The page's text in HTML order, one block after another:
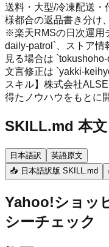
送料・大型/冷凍配送・
様都合の返品書き分け
※楽天RMSの日次運用
daily-patrol`、ストア情
見る場合は
文言修正は `yakki-
スキル】株式会社
得たノウハウをもとに
SKILL.md 本文
日本語訳
英語原文
📥 日本語訳版 SKILL.md
Yahoo!ショッ
シーチェック